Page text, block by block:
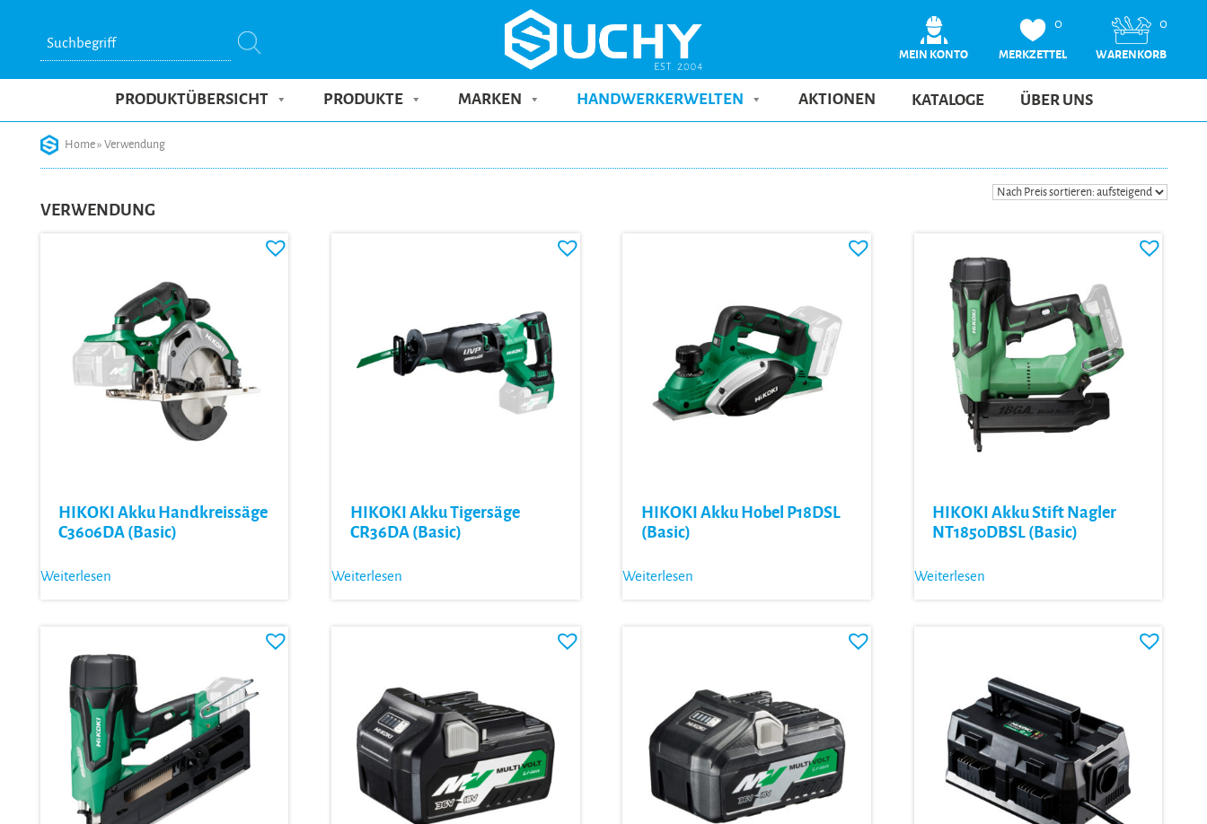
content
Suchbegriff
MEIN KONTO
0
MERKZETTEL
0
WARENKORB
PRODUKTÜBERSICHT PRODUKTE MARKEN HANDWERKERWELTEN AKTIONEN KATALOGE ÜBER UNS
Home» Verwendung
VERWENDUNG
HIKOKI Akku Handkreissäge
C3606DA (Basic)
Weiterlesen
HIKOKI Akku Tigersäge
CR36DA (Basic)
Weiterlesen
HIKOKI Akku Hobel P18DSL
(Basic)
Weiterlesen
HIKOKI Akku Stift Nagler
NT1850DBSL (Basic)
Weiterlesen